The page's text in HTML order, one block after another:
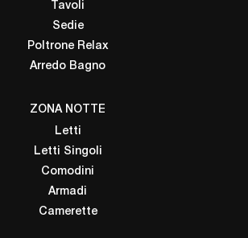
Tavoli
Sedie
Poltrone Relax
Arredo Bagno
ZONA NOTTE
Letti
Letti Singoli
Comodini
Armadi
Camerette